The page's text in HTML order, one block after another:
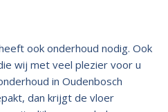
ook onderhoud nodig. Ook
wij met veel plezier voor u
in Oudenbosch
dan krijgt de vloer